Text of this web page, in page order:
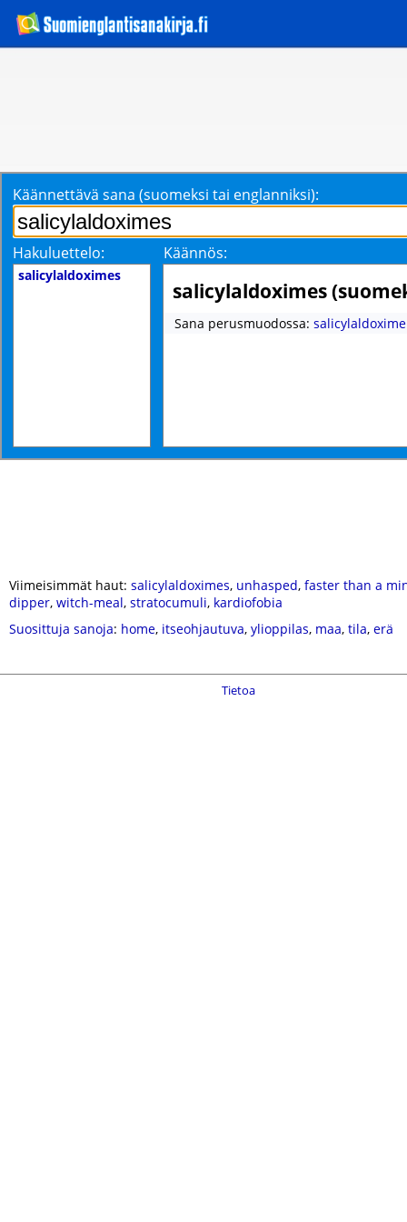
Käännettävä sana (suomeksi tai englanniksi):
Hakuluettelo: Käännös:
salicylaldoximes
salicylaldoximes
Sana perusmuodossa: salicylaldoxime
Viimeisimmät haut: salicylaldoximes, unhasped, faster than a
dipper, witch-meal, stratocumuli, kardiofobia
Suosittuja sanoja: home, itseohjautuva, ylioppilas, maa, tila, erä
Tietoa